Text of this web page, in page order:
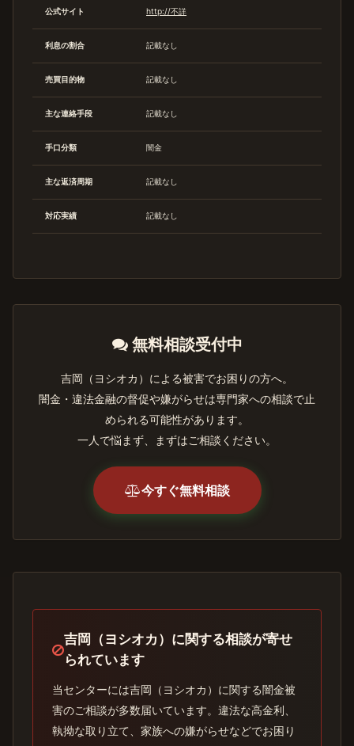
公式サイト http://不詳
利息の割合 記載なし
売買目的物 記載なし
主な連絡手段 記載なし
手口分類 闇金
主な返済周期 記載なし
対応実績 記載なし
無料相談受付中
吉岡（ヨシオカ）による被害でお困りの方へ。
闇金・違法金融の督促や嫌がらせは専門家への相談で止
められる可能性があります。
一人で悩まず、まずはご相談ください。
今すぐ無料相談
吉岡（ヨシオカ）に関する相談が寄せ
られています
当センターには吉岡（ヨシオカ）に関する闇金被
害のご相談が多数届いています。違法な高金利、
執拗な取り立て、家族への嫌がらせなどでお困り